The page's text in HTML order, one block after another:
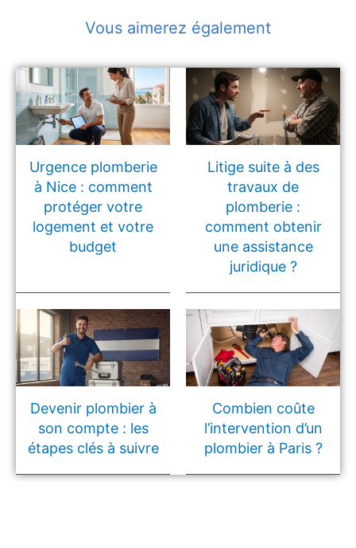
Vous aimerez également
Urgence plomberie
à Nice : comment
protéger votre
logement et votre
budget
Litige suite à des
travaux de
plomberie :
comment obtenir
une assistance
juridique ?
Devenir plombier à
son compte : les
étapes clés à suivre
Combien coûte
l’intervention d’un
plombier à Paris ?